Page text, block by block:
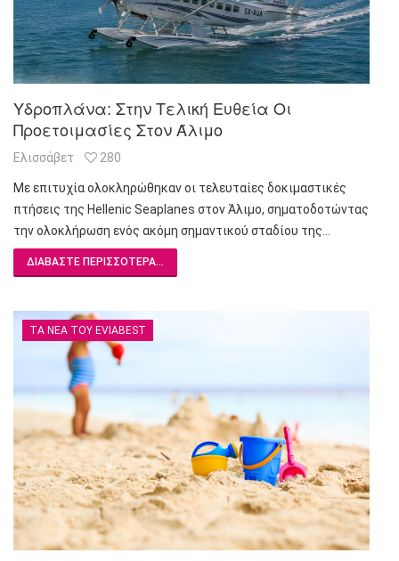
Υδροπλάνα: Στην Τελική Ευθεία Οι
Προετοιμασίες Στον Άλιμο
Ελισσάβετ 280
Με επιτυχία ολοκληρώθηκαν οι τελευταίες δοκιμαστικές
πτήσεις της Hellenic Seaplanes στον Άλιμο, σηματοδοτώντας
την ολοκλήρωση ενός ακόμη σημαντικού σταδίου της…
ΔΙΑΒΆΣΤΕ ΠΕΡΙΣΣΌΤΕΡΑ...
ΤΑ ΝΈΑ ΤΟΥ EVIABEST